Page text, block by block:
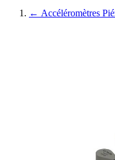
← Accéléromètres